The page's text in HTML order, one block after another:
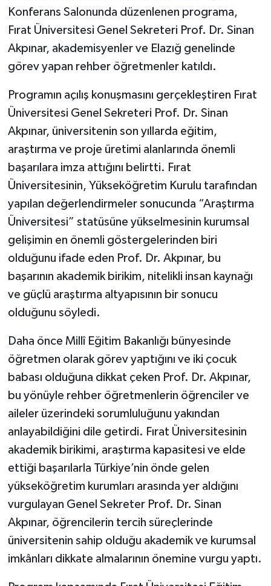
Konferans Salonunda düzenlenen programa,
Fırat Üniversitesi Genel Sekreteri Prof. Dr. Sinan
Akpınar, akademisyenler ve Elazığ genelinde
görev yapan rehber öğretmenler katıldı.
Programın açılış konuşmasını gerçekleştiren Fırat
Üniversitesi Genel Sekreteri Prof. Dr. Sinan
Akpınar, üniversitenin son yıllarda eğitim,
araştırma ve proje üretimi alanlarında önemli
başarılara imza attığını belirtti. Fırat
Üniversitesinin, Yükseköğretim Kurulu tarafından
yapılan değerlendirmeler sonucunda “Araştırma
Üniversitesi” statüsüne yükselmesinin kurumsal
gelişimin en önemli göstergelerinden biri
olduğunu ifade eden Prof. Dr. Akpınar, bu
başarının akademik birikim, nitelikli insan kaynağı
ve güçlü araştırma altyapısının bir sonucu
olduğunu söyledi.
Daha önce Millî Eğitim Bakanlığı bünyesinde
öğretmen olarak görev yaptığını ve iki çocuk
babası olduğuna dikkat çeken Prof. Dr. Akpınar,
bu yönüyle rehber öğretmenlerin öğrenciler ve
aileler üzerindeki sorumluluğunu yakından
anlayabildiğini dile getirdi. Fırat Üniversitesinin
akademik birikimi, araştırma kapasitesi ve elde
ettiği başarılarla Türkiye’nin önde gelen
yükseköğretim kurumları arasında yer aldığını
vurgulayan Genel Sekreter Prof. Dr. Sinan
Akpınar, öğrencilerin tercih süreçlerinde
üniversitenin sahip olduğu akademik ve kurumsal
imkânları dikkate almalarının önemine vurgu yaptı.